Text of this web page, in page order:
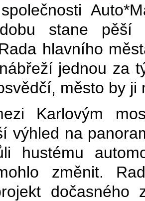
stane pěší
hlavního
jednou za
město by
Karlovým
výhled na
hustému
změnit.
dočasného